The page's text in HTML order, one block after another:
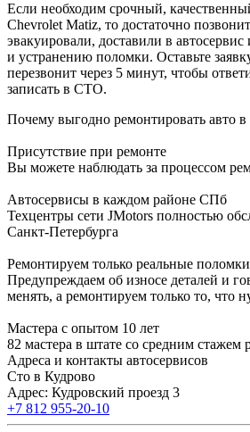
Если необходим срочный,
Chevrolet Matiz, то достаточно
эвакуировали, доставили в
и устранению поломки. Оставьте
перезвонит через 5 минут, чтобы
записать в СТО.
Почему выгодно ремонтировать авто в
Присутствие при ремонте
Вы можете наблюдать за процессом
Автосервисы в каждом районе СПб
Техцентры сети JMotors полностью
Санкт-Петербурга
Ремонтируем только реальные поломки
Предупреждаем об износе деталей и
менять, а ремонтируем только то, что
Мастера с опытом 10 лет
82 мастера в штате со средним стажем
Адреса и контакты автосервисов
Сто в Кудрово
Адрес: Кудровский проезд 3
+7 812 955-20-10